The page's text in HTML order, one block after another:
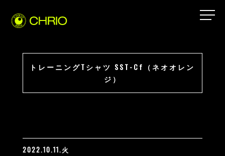
トレーニングTシャツ SST-Cf（ネオオレン
ジ）
2022.10.11.火